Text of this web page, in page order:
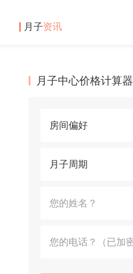
月子资讯
月子中心价格计算器
房间偏好
月子周期